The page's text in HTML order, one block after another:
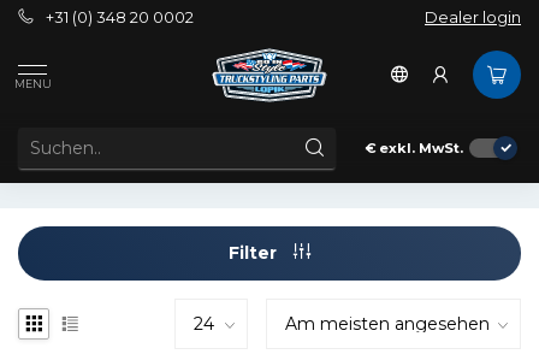
+31 (0) 348 20 0002 Dealer login
MENU
€ exkl. MwSt.
Schlagworte
ARTIKEL MIT SCHLAGWORT BOLFITTING
Filter